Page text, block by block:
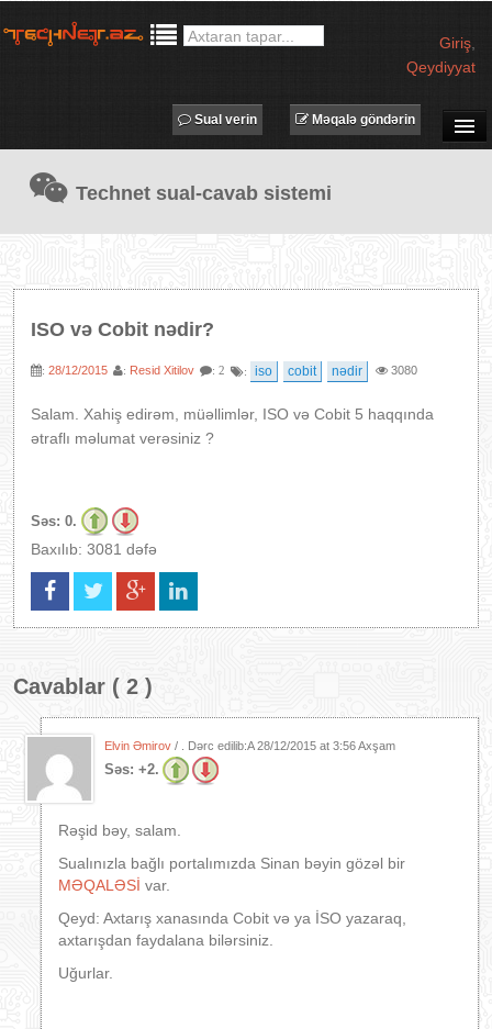
Giriş
Qeydiyyat
TECHNET TV
MƏQALƏLƏR
AVADANLIQLAR
IT LÜĞƏT
Məqalə göndərin
Sual verin
Technet sual-cavab sistemi
ISO və Cobit nədir?
: 28/12/2015 : Resid Xitilov : 2 : iso cobit nədir 3080
Salam. Xahiş edirəm, müəllimlər, ISO və Cobit 5 haqqında
ətraflı məlumat verəsiniz ?
Səs: 0.
Baxılıb: 3081 dəfə
Cavablar ( 2 )
Elvin Əmirov / . Dərc edilib:A28/12/2015 at 3:56 Axşam
Səs: +2.
Rəşid bəy, salam.
Sualınızla bağlı portalımızda Sinan bəyin gözəl bir
MƏQALƏSİ var.
Qeyd: Axtarış xanasında Cobit və ya İSO yazaraq,
axtarışdan faydalana bilərsiniz.
Uğurlar.